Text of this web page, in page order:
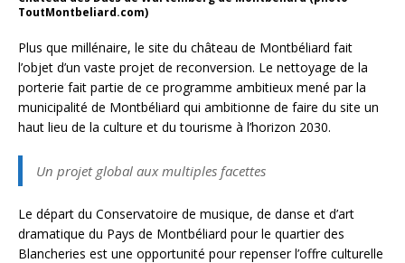
ToutMontbeliard.com)
Plus que millénaire, le site du château de Montbéliard fait
l’objet d’un vaste projet de reconversion. Le nettoyage de la
porterie fait partie de ce programme ambitieux mené par la
municipalité de Montbéliard qui ambitionne de faire du site un
haut lieu de la culture et du tourisme à l’horizon 2030.
Un projet global aux multiples facettes
Le départ du Conservatoire de musique, de danse et d’art
dramatique du Pays de Montbéliard pour le quartier des
Blancheries est une opportunité pour repenser l’offre culturelle